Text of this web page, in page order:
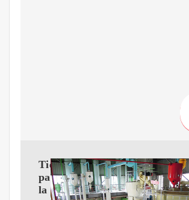
Tienda
para
la